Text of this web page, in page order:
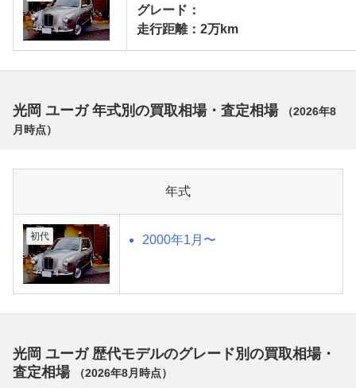
グレード：
走行距離：2万km
光岡 ユーガ 年式別の買取相場・査定相場 （2026年8
月 時点）
年式
初代 2000年1月〜
光岡 ユーガ 歴代モデルのグレード別の買取相場・
査定相場
（2026年8月 時点）